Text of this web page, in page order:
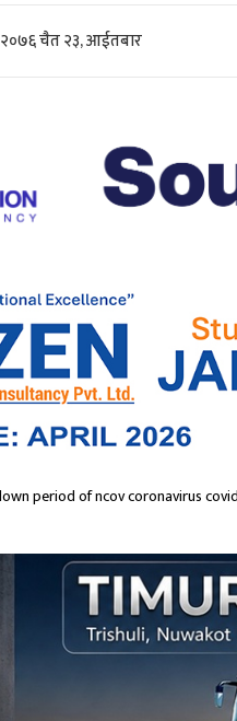
२०७६ चैत २३, आईतबार